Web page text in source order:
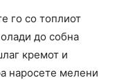
го со топлиот
до собна
кремот и
наросете мелени